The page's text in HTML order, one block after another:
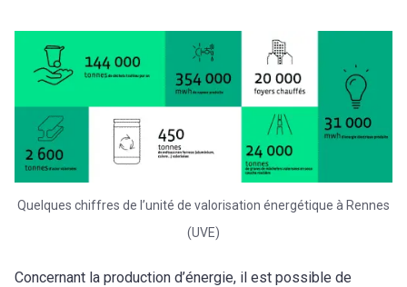
Quelques chiffres de l’unité de valorisation énergétique à Rennes
(UVE)
Concernant la production d’énergie, il est possible de